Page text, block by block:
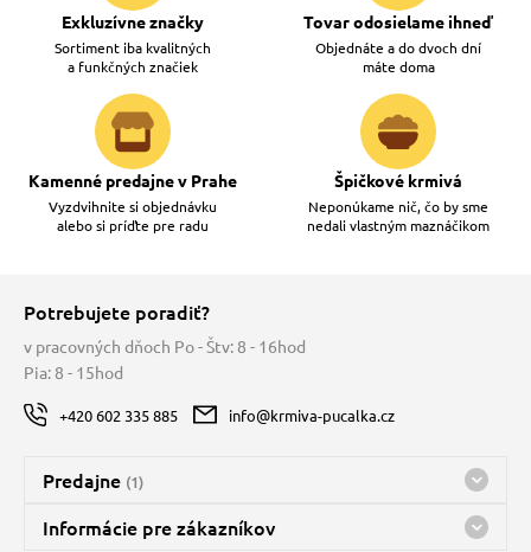
Exkluzívne značky
Sortiment iba kvalitných
a funkčných značiek
Tovar odosielame ihneď
Objednáte a do dvoch dní
máte doma
Kamenné predajne v Prahe
Vyzdvihnite si objednávku
alebo si príďte pre radu
Špičkové krmivá
Neponúkame nič, čo by sme
nedali vlastným maznáčikom
Potrebujete poradiť?
v pracovných dňoch Po - Štv: 8 - 16hod
Pia: 8 - 15hod
+420 602 335 885 info@krmiva-pucalka.cz
Predajne (1)
Predajňa a sklad Kbely
Informácie pre zákazníkov